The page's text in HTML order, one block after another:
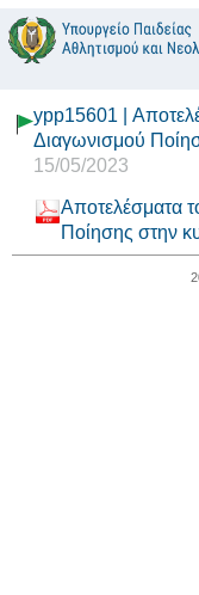
ypp15601 |
Διαγωνισμού
15/05/2023
Αποτελέσματα
Ποίησης στην